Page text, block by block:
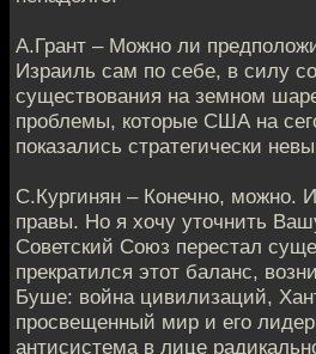
А.Грант – Можно ли
Израиль сам по себе, в силу
существования на земном
проблемы, которые США на
показались стратегически
С.Кургинян – Конечно, можно.
правы. Но я хочу уточнить
Советский Союз перестал
прекратился этот баланс,
Буше: война цивилизаций,
просвещенный мир и его
антисистема в лице